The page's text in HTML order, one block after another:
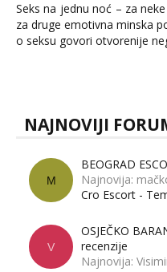
Seks na jednu noć – za
za druge emotivna minska
o seksu govori otvorenije
dalje izaziva burne
NAJNOVIJI
M
BEOGRAD
Najnovija:
Cro Escort -
V
OSJEČKO
recenzije
Najnovija: